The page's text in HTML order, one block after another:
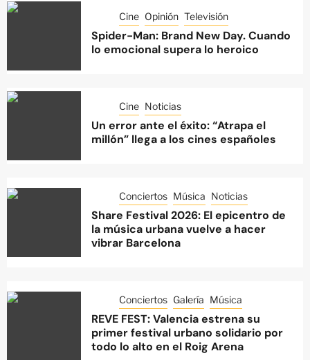
Cine Opinión Televisión
Spider-Man: Brand New Day. Cuando
lo emocional supera lo heroico
Cine Noticias
Un error ante el éxito: “Atrapa el
millón” llega a los cines españoles
Conciertos Música Noticias
Share Festival 2026: El epicentro de
la música urbana vuelve a hacer
vibrar Barcelona
Conciertos Galería Música
REVE FEST: Valencia estrena su
primer festival urbano solidario por
todo lo alto en el Roig Arena